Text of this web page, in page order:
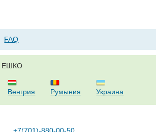
FAQ
ЕШКО
Венгрия Румыния Украина